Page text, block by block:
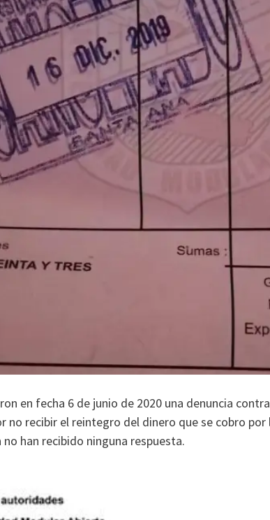
en fecha 6 de junio de 2020 una denuncia
no recibir el reintegro del dinero que se cobro
han recibido ninguna respuesta.